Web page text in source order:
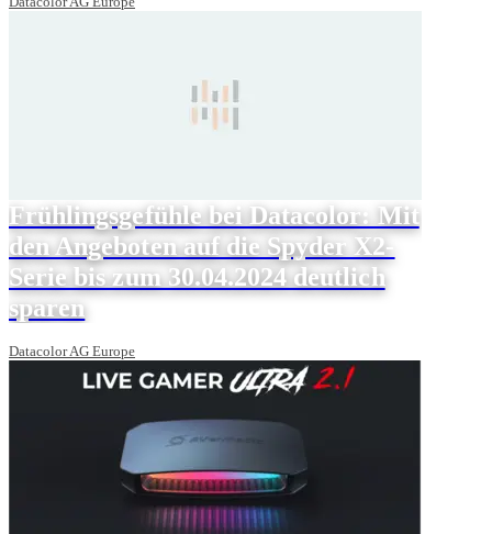
Frühlingsgefühle bei Datacolor: Mit
den Angeboten auf die Spyder X2-
Serie bis zum 30.04.2024 deutlich
sparen
Datacolor AG Europe